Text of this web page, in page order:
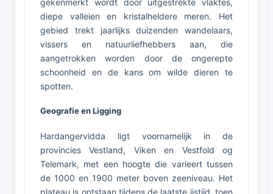
gekenmerkt wordt door uitgestrekte vlaktes,
diepe valleien en kristalheldere meren. Het
gebied trekt jaarlijks duizenden wandelaars,
vissers en natuurliefhebbers aan, die
aangetrokken worden door de ongerepte
schoonheid en de kans om wilde dieren te
spotten.
Geografie en Ligging
Hardangervidda ligt voornamelijk in de
provincies Vestland, Viken en Vestfold og
Telemark, met een hoogte die varieert tussen
de 1000 en 1900 meter boven zeeniveau. Het
plateau is ontstaan tijdens de laatste ijstijd, toen